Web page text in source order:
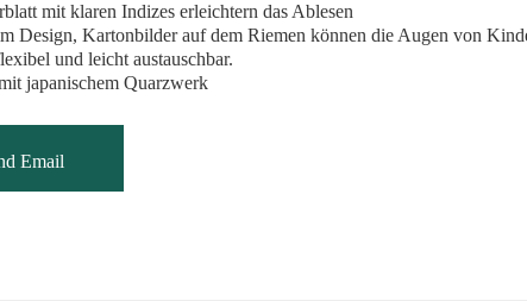
mit klaren Indizes erleichtern das Ablesen
Design, Kartonbilder auf dem Riemen können die Augen von
und leicht austauschbar.
japanischem Quarzwerk
Email